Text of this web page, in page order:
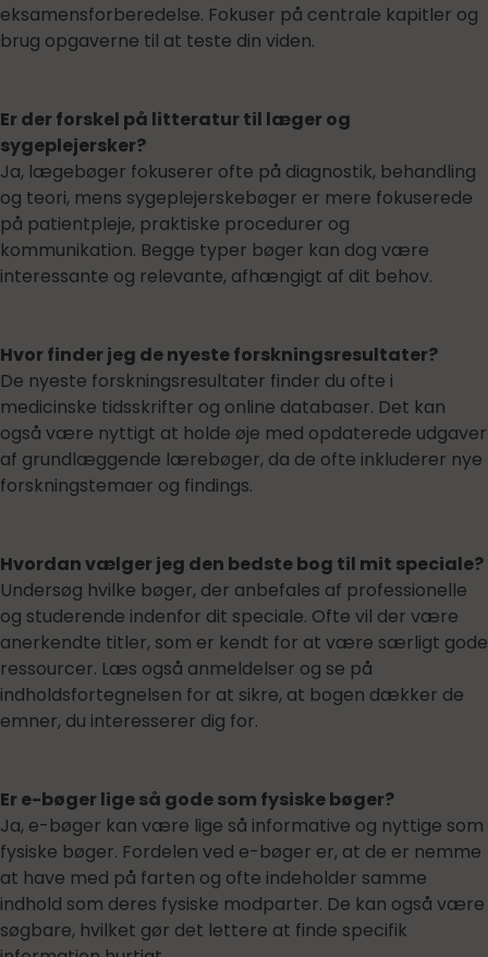
eksamensforberedelse. Fokuser på centrale kapitler og
brug opgaverne til at teste din viden.
Er der forskel på litteratur til læger og
sygeplejersker?
Ja, lægebøger fokuserer ofte på diagnostik, behandling
og teori, mens sygeplejerskebøger er mere fokuserede
på patientpleje, praktiske procedurer og
kommunikation. Begge typer bøger kan dog være
interessante og relevante, afhængigt af dit behov.
Hvor finder jeg de nyeste forskningsresultater?
De nyeste forskningsresultater finder du ofte i
medicinske tidsskrifter og online databaser. Det kan
også være nyttigt at holde øje med opdaterede udgaver
af grundlæggende lærebøger, da de ofte inkluderer nye
forskningstemaer og findings.
Hvordan vælger jeg den bedste bog til mit speciale?
Undersøg hvilke bøger, der anbefales af professionelle
og studerende indenfor dit speciale. Ofte vil der være
anerkendte titler, som er kendt for at være særligt gode
ressourcer. Læs også anmeldelser og se på
indholdsfortegnelsen for at sikre, at bogen dækker de
emner, du interesserer dig for.
Er e-bøger lige så gode som fysiske bøger?
Ja, e-bøger kan være lige så informative og nyttige som
fysiske bøger. Fordelen ved e-bøger er, at de er nemme
at have med på farten og ofte indeholder samme
indhold som deres fysiske modparter. De kan også være
søgbare, hvilket gør det lettere at finde specifik